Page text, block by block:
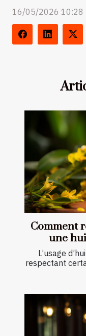
16/05/2026 10:28
Comment
une
L’usage
respectant